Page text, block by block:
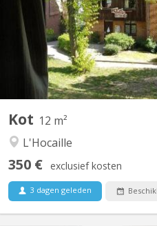
Kot 12 m²
L'Hocaille
350 € exclusief kosten
3 dagen geleden
le 1 juillet 2026